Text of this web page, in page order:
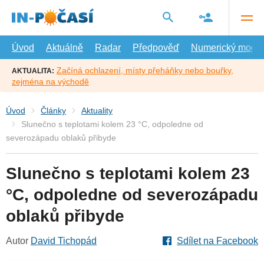
hlavní
Úvod
Aktuálně Radar Předpověď Numerický model
AKTUALITA: Začíná ochlazení, místy přeháňky nebo bouřky,
zejména na východě
Úvod Články
Aktuality
Slunečno s teplotami kolem 23 °C, odpoledne od
severozápadu oblaků přibyde
Slunečno s teplotami kolem 23
°C, odpoledne od severozápadu
oblaků přibyde
Autor David Tichopád Sdílet na Facebook